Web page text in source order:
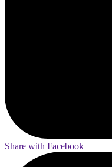
Share with Facebook